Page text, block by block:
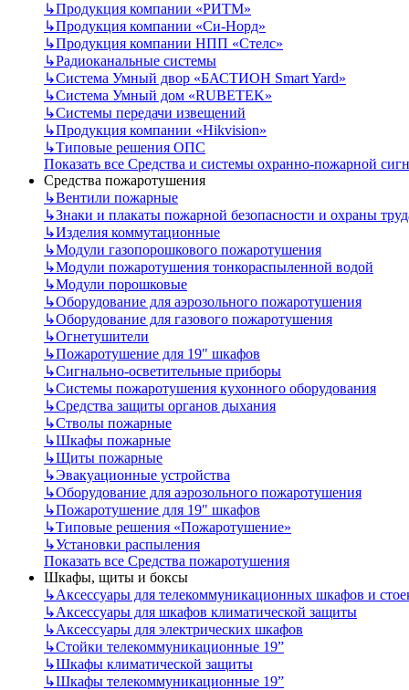
↳Продукция компании «РИТМ»
↳Продукция компании «Си-Норд»
↳Продукция компании НПП «Стелс»
↳Радиоканальные системы
↳Система Умный двор «БАСТИОН Smart Yard»
↳Система Умный дом «RUBETEK»
↳Системы передачи извещений
↳Продукция компании «Hikvision»
↳Типовые решения ОПС
Показать все Средства и системы охранно-пожарной
Средства пожаротушения
↳Вентили пожарные
↳Знаки и плакаты пожарной безопасности и охраны
↳Изделия коммутационные
↳Модули газопорошкового пожаротушения
↳Модули пожаротушения тонкораспыленной водой
↳Модули порошковые
↳Оборудование для аэрозольного пожаротушения
↳Оборудование для газового пожаротушения
↳Огнетушители
↳Пожаротушение для 19" шкафов
↳Сигнально-осветительные приборы
↳Системы пожаротушения кухонного оборудования
↳Средства защиты органов дыхания
↳Стволы пожарные
↳Шкафы пожарные
↳Щиты пожарные
↳Эвакуационные устройства
↳Оборудование для аэрозольного пожаротушения
↳Пожаротушение для 19" шкафов
↳Типовые решения «Пожаротушение»
↳Установки распыления
Показать все Средства пожаротушения
Шкафы, щиты и боксы
↳Аксессуары для телекоммуникационных шкафов и
↳Аксессуары для шкафов климатической защиты
↳Аксессуары для электрических шкафов
↳Стойки телекоммуникационные 19”
↳Шкафы климатической защиты
↳Шкафы телекоммуникационные 19”